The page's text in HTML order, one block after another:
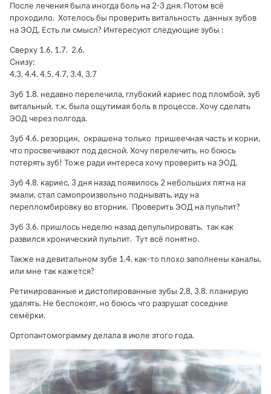
После лечения была иногда боль на 2-3 дня. Потом всё
проходило. Хотелось бы проверить витальность данных зубов
на ЭОД. Есть ли смысл? Интересуют следующие зубы :
Сверху 1.6. 1.7. 2.6.
Снизу:
4.3, 4.4. 4.5. 4.7, 3.4, 3.7
Зуб 1.8. недавно перелечила, глубокий кариес под пломбой, зуб
витальный, т.к. была ощутимая боль в процессе. Хочу сделать
ЭОД через полгода.
Зуб 4.6. резорцин, окрашена только пришеечная часть и корни,
что просвечивают под десной. Хочу перелечить, но боюсь
потерять зуб! Тоже ради интереса хочу проверить на ЭОД.
Зуб 4.8. кариес, 3 дня назад появилось 2 небольших пятна на
эмали, стал самопроизвольно поднывать, иду на
перепломбировку во вторник. Проверить ЭОД на пульпит?
Зуб 3.6. пришлось неделю назад депульпировать, так как
развился хронический пульпит. Тут всё понятно.
Также на девитальном зубе 1.4. как-то плохо заполнены каналы,
или мне так кажется?
Ретинированные и дистопированные зубы 2.8, 3.8. планирую
удалять. Не беспокоят, но боюсь что разрушат соседние
семёрки.
Ортопантомограмму делала в июле этого года.